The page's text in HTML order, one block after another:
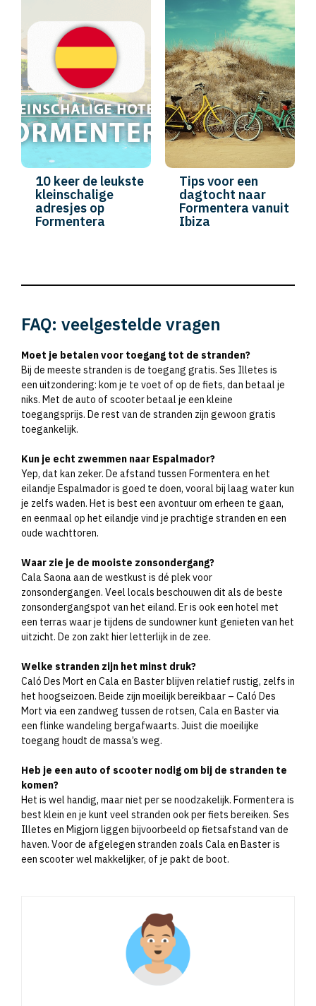
10 keer de leukste
kleinschalige
adresjes op
Formentera
Tips voor een
dagtocht naar
Formentera vanuit
Ibiza
FAQ: veelgestelde vragen
Moet je betalen voor toegang tot de stranden?
Bij de meeste stranden is de toegang gratis. Ses Illetes is
een uitzondering: kom je te voet of op de fiets, dan betaal je
niks. Met de auto of scooter betaal je een kleine
toegangsprijs. De rest van de stranden zijn gewoon gratis
toegankelijk.
Kun je echt zwemmen naar Espalmador?
Yep, dat kan zeker. De afstand tussen Formentera en het
eilandje Espalmador is goed te doen, vooral bij laag water kun
je zelfs waden. Het is best een avontuur om erheen te gaan,
en eenmaal op het eilandje vind je prachtige stranden en een
oude wachttoren.
Waar zie je de mooiste zonsondergang?
Cala Saona aan de westkust is dé plek voor
zonsondergangen. Veel locals beschouwen dit als de beste
zonsondergangspot van het eiland. Er is ook een hotel met
een terras waar je tijdens de sundowner kunt genieten van het
uitzicht. De zon zakt hier letterlijk in de zee.
Welke stranden zijn het minst druk?
Caló Des Mort en Cala en Baster blijven relatief rustig, zelfs in
het hoogseizoen. Beide zijn moeilijk bereikbaar – Caló Des
Mort via een zandweg tussen de rotsen, Cala en Baster via
een flinke wandeling bergafwaarts. Juist die moeilijke
toegang houdt de massa’s weg.
Heb je een auto of scooter nodig om bij de stranden te
komen?
Het is wel handig, maar niet per se noodzakelijk. Formentera is
best klein en je kunt veel stranden ook per fiets bereiken. Ses
Illetes en Migjorn liggen bijvoorbeeld op fietsafstand van de
haven. Voor de afgelegen stranden zoals Cala en Baster is
een scooter wel makkelijker, of je pakt de boot.